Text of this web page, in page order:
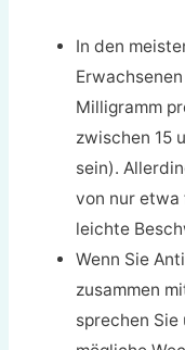
In den
Milligramm
zwischen 15
sein).
von nur etwa
leichte
Wenn Sie
zusammen
sprechen